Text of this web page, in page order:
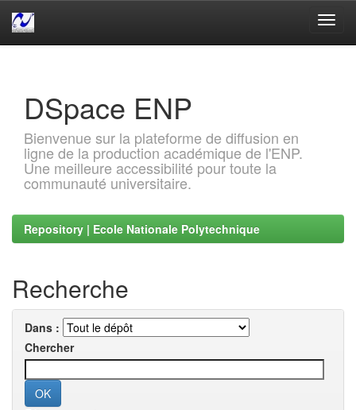
DSpace ENP
Bienvenue sur la plateforme de diffusion en
ligne de la production académique de l'ENP.
Une meilleure accessibilité pour toute la
communauté universitaire.
Repository | Ecole Nationale Polytechnique
Recherche
Dans :
Chercher